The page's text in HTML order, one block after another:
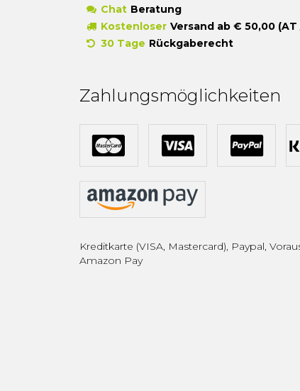
Chat Beratung
Kostenloser Versand ab € 50,00 (AT
30 Tage Rückgaberecht
Zahlungsmöglichkeiten
Kreditkarte (VISA, Mastercard), Paypal,
Amazon Pay